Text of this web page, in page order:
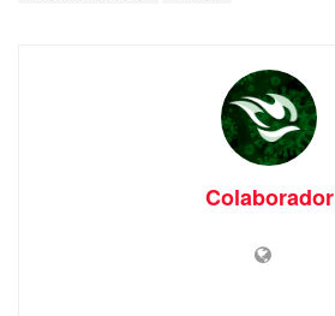
Colaborador